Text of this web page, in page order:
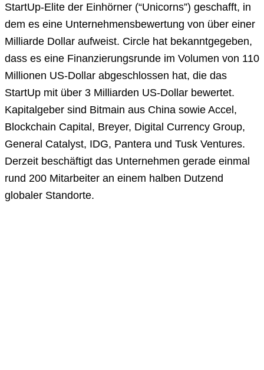
StartUp-Elite der Einhörner (“Unicorns”) geschafft, in
dem es eine Unternehmensbewertung von über einer
Milliarde Dollar aufweist. Circle hat bekanntgegeben,
dass es eine Finanzierungsrunde im Volumen von 110
Millionen US-Dollar abgeschlossen hat, die das
StartUp mit über 3 Milliarden US-Dollar bewertet.
Kapitalgeber sind Bitmain aus China sowie Accel,
Blockchain Capital, Breyer, Digital Currency Group,
General Catalyst, IDG, Pantera und Tusk Ventures.
Derzeit beschäftigt das Unternehmen gerade einmal
rund 200 Mitarbeiter an einem halben Dutzend
globaler Standorte.